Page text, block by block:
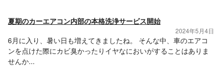
夏期のカーエアコン内部の本格洗浄サービス開始
2024年5月4日
6月に入り、暑い日も増えてきましたね。 そんな中、車のエアコ
ンを点けた際にカビ臭かったりイヤなにおいがすることはありま
せんか...